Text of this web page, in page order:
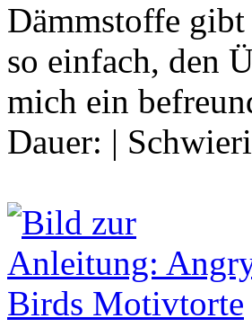
Dämmstoffe gibt
so einfach, den
mich ein
Dauer: |